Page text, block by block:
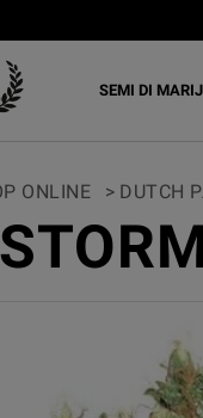
SEMI DI
ONLINE > DUTCH